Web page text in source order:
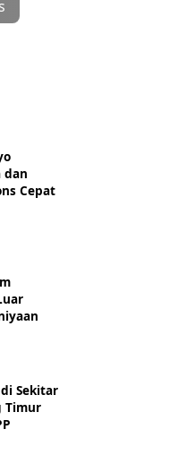
dan
Cepat
Sekitar
Timur